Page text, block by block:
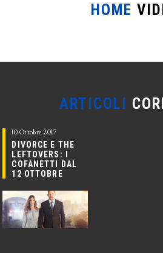
HOME
ARTICOLI
10 Ottobre 2017
DIVORCE E THE
LEFTOVERS: I
COFANETTI DAL
12 OTTOBRE